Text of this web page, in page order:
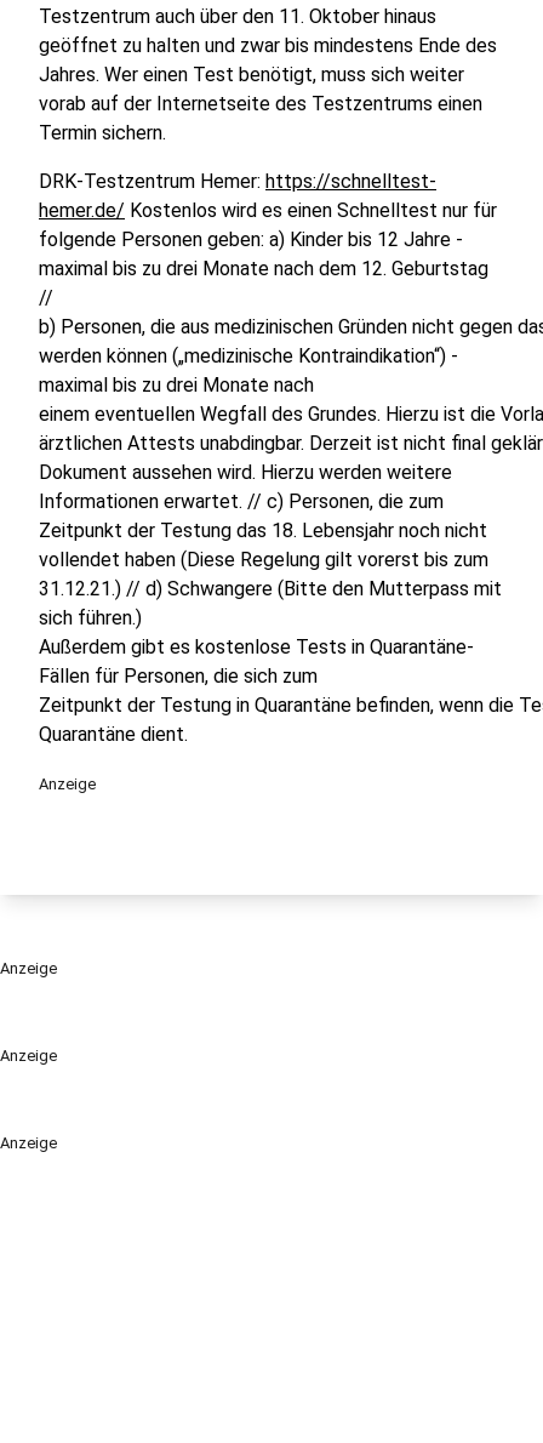
Anzeige
Anzeige
Testzentrum auch über den 11. Oktober hinaus
geöffnet zu halten und zwar bis mindestens Ende des
Jahres. Wer einen Test benötigt, muss sich weiter
vorab auf der Internetseite des Testzentrums einen
Termin sichern.
DRK-Testzentrum Hemer: https://schnelltest-
hemer.de/ Kostenlos wird es einen Schnelltest nur für
folgende Personen geben: a) Kinder bis 12 Jahre -
maximal bis zu drei Monate nach dem 12. Geburtstag
//
b) Personen, die aus medizinischen Gründen nicht gegen
werden können („medizinische Kontraindikation“) -
maximal bis zu drei Monate nach
einem eventuellen Wegfall des Grundes. Hierzu ist die
ärztlichen Attests unabdingbar. Derzeit ist nicht final
Dokument aussehen wird. Hierzu werden weitere
Informationen erwartet. // c) Personen, die zum
Zeitpunkt der Testung das 18. Lebensjahr noch nicht
vollendet haben (Diese Regelung gilt vorerst bis zum
31.12.21.) // d) Schwangere (Bitte den Mutterpass mit
sich führen.)
Außerdem gibt es kostenlose Tests in Quarantäne-
Fällen für Personen, die sich zum
Zeitpunkt der Testung in Quarantäne befinden, wenn die
Quarantäne dient.
Anzeige
Anzeige